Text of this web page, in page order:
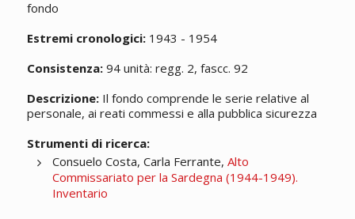
fondo
Estremi cronologici:1943 - 1954
Consistenza:94 unità: regg. 2, fascc. 92
Descrizione:Il fondo comprende le serie relative al
personale, ai reati commessi e alla pubblica sicurezza
Strumenti di ricerca:
Consuelo Costa, Carla Ferrante, Alto
Commissariato per la Sardegna (1944-1949).
Inventario